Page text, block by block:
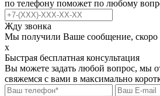
по телефону поможет по любому
Жду звонка
Мы получили Ваше сообщение,
х
Быстрая бесплатная консультация
Вы можете задать любой вопрос, мы
свяжемся с вами в максимально